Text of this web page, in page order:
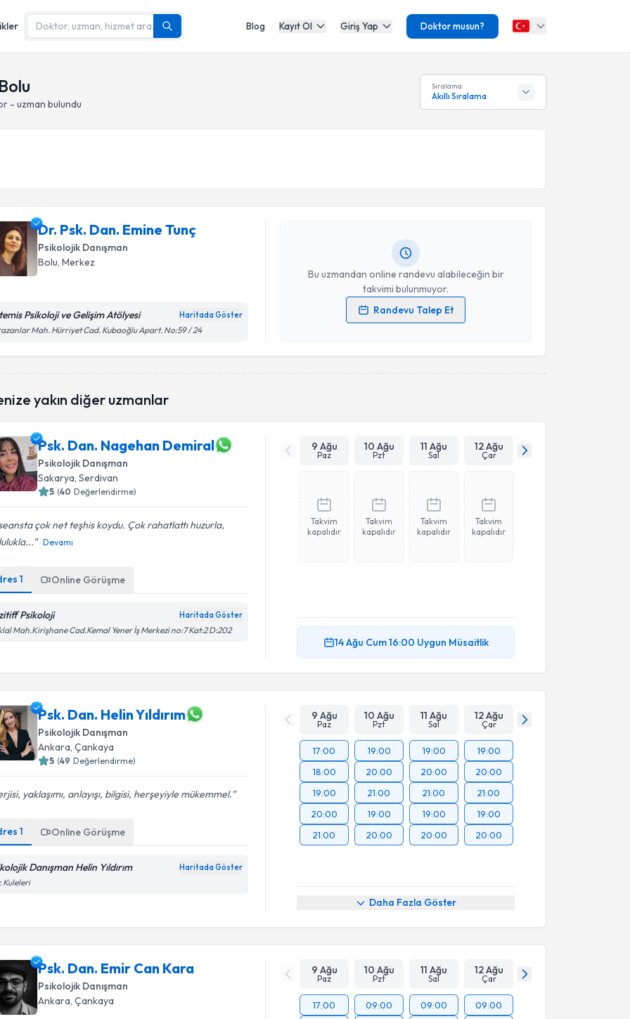
Blog Kayıt Ol Giriş Yap Doktor musun?
- uzman bulundu
Sıralama
Akıllı Sıralama
Dr. Psk. Dan. Emine Tunç
Psikolojik Danışman
Bolu, Merkez
Psikoloji ve Gelişim Atölyesi Haritada Göster
Mah. Hürriyet Cad. Kubaoğlu Apart. No:59 / 24
Bu uzmandan online randevu alabileceğin bir
takvimi bulunmuyor.
Randevu Talep Et
Kişisel verilerimin işlenmesine ilişkinAydınlatma Metni
işlenmesini kabul ediyorum.
yakın diğer uzmanlar
Psk. Dan. Nagehan Demiral
Psikolojik Danışman
Sakarya, Serdivan
5 (40 Değerlendirme)
çok net teşhis koydu. Çok rahatlattı huzurla,
Devamı
1 Online Görüşme
Psikoloji Haritada Göster
Mah.Kirişhane Cad.Kemal Yener İş Merkezi no:7 Kat:2 D:202
9 Ağu
Paz
10 Ağu
Pzt
11 Ağu
Sal
12 Ağu
Çar
Takvim
kapalıdır
Takvim
kapalıdır
Takvim
kapalıdır
Takvim
kapalıdır
14 Ağu Cum16:00 Uygun Müsaitlik
Psk. Dan. Helin Yıldırım
Psikolojik Danışman
Ankara, Çankaya
5 (49 Değerlendirme)
yaklaşımı, anlayışı, bilgisi, herşeyiyle mükemmel.
1 Online Görüşme
Danışman Helin Yıldırım Haritada Göster
Kuleleri
9 Ağu
Paz
10 Ağu
Pzt
11 Ağu
Sal
12 Ağu
Çar
17:00
18:00
19:00
20:00
21:00
19:00
20:00
21:00
19:00
20:00
19:00
20:00
21:00
19:00
20:00
19:00
20:00
21:00
19:00
20:00
Daha Fazla Göster
Psk. Dan. Emir Can Kara
Psikolojik Danışman
Ankara , Çankaya
9 Ağu
Paz
10 Ağu
Pzt
11 Ağu
Sal
12 Ağu
Çar
17:00
09:00
09:00
09:00